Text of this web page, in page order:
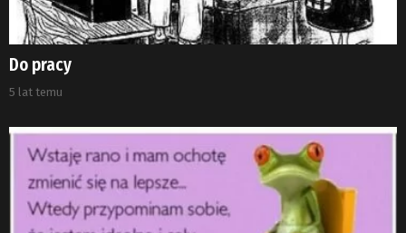
Do pracy
5 lat temu